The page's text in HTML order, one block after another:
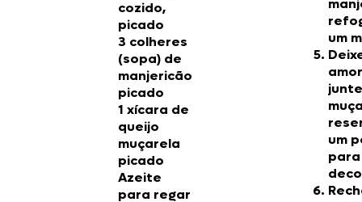
cozido,
picado
3 colheres
(sopa) de
manjericão
picado
1 xícara de
queijo
muçarela
picado
Azeite
para regar
um
um
para